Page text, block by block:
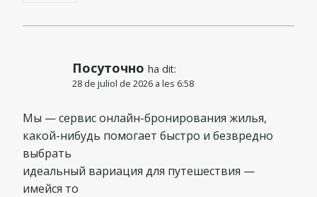
Посуточно ha dit:
28 de juliol de 2026 a les 6:58
Мы — сервис онлайн-бронирования жилья,
какой-нибудь помогает быстро и безвредно
выбрать
идеальный вариация для путешествия —
имейся то